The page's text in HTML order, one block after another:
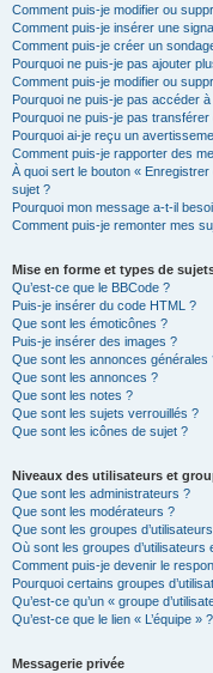
Comment puis-je modifier ou
Comment puis-je insérer une
Comment puis-je créer un
Pourquoi ne puis-je pas ajouter
Comment puis-je modifier ou
Pourquoi ne puis-je pas accéder
Pourquoi ne puis-je pas
Pourquoi ai-je reçu un
Comment puis-je rapporter des
À quoi sert le bouton «
sujet ?
Pourquoi mon message a-t-il
Comment puis-je remonter mes
Mise en forme et types de
Qu’est-ce que le BBCode ?
Puis-je insérer du code HTML ?
Que sont les émoticônes ?
Puis-je insérer des images ?
Que sont les annonces générales
Que sont les annonces ?
Que sont les notes ?
Que sont les sujets verrouillés ?
Que sont les icônes de sujet ?
Niveaux des utilisateurs et
Que sont les administrateurs ?
Que sont les modérateurs ?
Que sont les groupes
Où sont les groupes
Comment puis-je devenir le
Pourquoi certains groupes
Qu’est-ce qu’un « groupe
Qu’est-ce que le lien « L’équipe » ?
Messagerie privée